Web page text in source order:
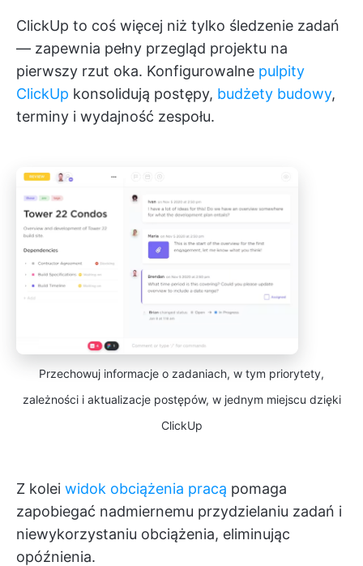
ClickUp to coś więcej niż tylko śledzenie zadań
— zapewnia pełny przegląd projektu na
pierwszy rzut oka. Konfigurowalne pulpity
ClickUp konsolidują postępy, budżety budowy,
terminy i wydajność zespołu.
Przechowuj informacje o zadaniach, w tym priorytety,
zależności i aktualizacje postępów, w jednym miejscu dzięki
ClickUp
Z kolei widok obciążenia pracą pomaga
zapobiegać nadmiernemu przydzielaniu zadań i
niewykorzystaniu obciążenia, eliminując
opóźnienia.